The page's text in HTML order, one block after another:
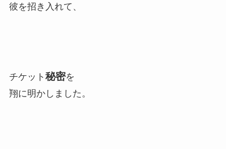
彼を招き入れて、
チケット 秘密を
翔に明かしました。